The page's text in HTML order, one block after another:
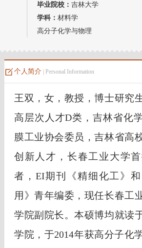
毕业院校： 吉林大学
学科： 材料学
高分子化学与物理
个人简介| Personal Information
王双， 女，教授，博士研究
高层次人才D类，吉林省化
膜工业协会委员，吉林省高
创新人才， 长春工业大学
者，EI期刊《精细化工》
用》青年编委，现任长春工
学院副院长。本硕博均就读
学院 ，于2014年获高分子化